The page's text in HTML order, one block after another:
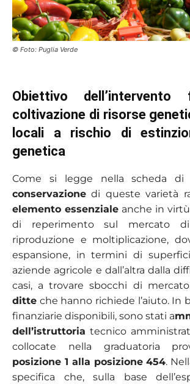
© Foto: Puglia Verde
Obiettivo dell’intervento
coltivazione di risorse
locali a rischio di
genetica
Come si legge nella scheda di
conservazione di queste varietà
elemento essenziale anche in
di reperimento sul mercato
riproduzione e moltiplicazione,
espansione, in termini di
aziende agricole e dall’altra dalla
casi, a trovare sbocchi di
ditte che hanno richiede l’aiuto. In
finanziarie disponibili, sono stati a
dell’istruttoria tecnico
collocate nella graduatoria
posizione 1 alla posizione 454.
specifica che, sulla base